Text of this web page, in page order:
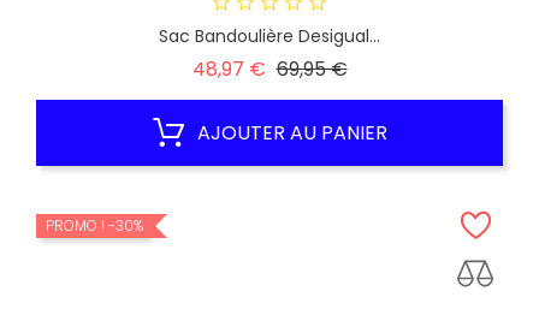
Sac Bandoulière Desigual...
48,97 € Prix
69,95 €Prix
AJOUTER AU PANIER
PROMO ! -30%